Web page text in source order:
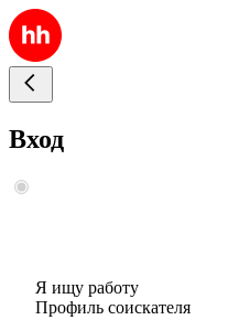
Вход
Я ищу работу
Профиль соискателя